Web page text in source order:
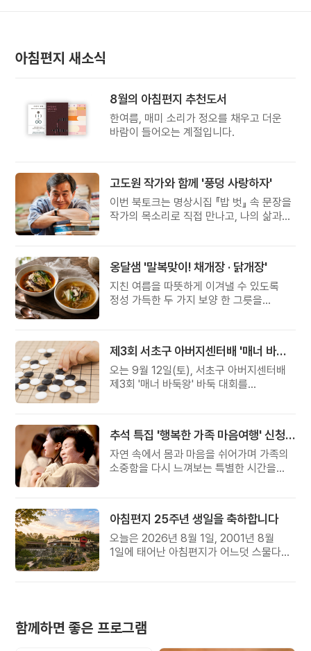
아침편지 새소식
8월의 아침편지 추천도서
한여름, 매미 소리가 정오를 채우고 더운
바람이 들어오는 계절입니다.
고도원 작가와 함께 '풍덩 사랑하자'
이번 북토크는 명상시집 『밥 벗』 속 문장을
작가의 목소리로 직접 만나고, 나의 삶과
옹달샘 '말복맞이! 채개장 · 닭개장'
지친 여름을 따뜻하게 이겨낼 수 있도록
정성 가득한 두 가지 보양 한 그릇을
제3회 서초구 아버지센터배 '매너 바둑왕' 대회
오는 9월 12일(토), 서초구 아버지센터배
제3회 '매너 바둑왕' 바둑 대회를
추석 특집 '행복한 가족 마음여행' 신청 안내
자연 속에서 몸과 마음을 쉬어가며 가족의
소중함을 다시 느껴보는 특별한 시간을
아침편지 25주년 생일을 축하합니다
오늘은 2026년 8월 1일, 2001년 8월
1일에 태어난 아침편지가 어느덧 스물다섯
함께하면 좋은 프로그램